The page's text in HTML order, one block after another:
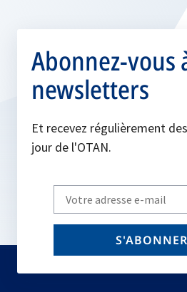
Abonnez-vous
newsletters
Et recevez régulièrement
jour de l'OTAN.
Write
your
email
S'ABONNER